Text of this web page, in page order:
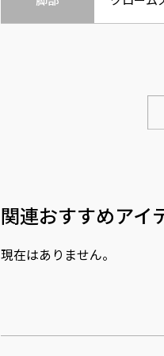
関連おすすめアイ
現在はありません。